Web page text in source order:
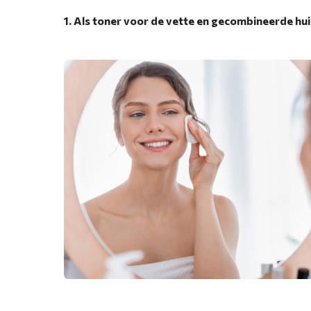
1. Als toner voor de vette en gecombineerde